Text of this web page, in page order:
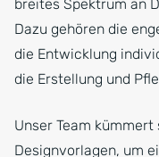
breites Spektrum an
Dazu gehören die
die Entwicklung
die Erstellung und
Unser Team
Designvorlagen, um